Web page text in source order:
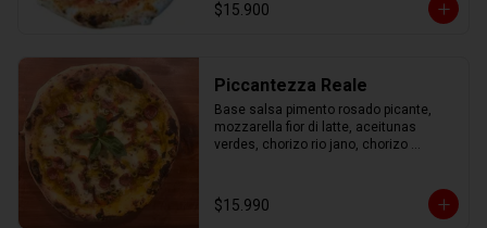
$15.900
Piccantezza Reale
Base salsa pimento rosado picante,
mozzarella fior di latte, aceitunas
verdes, chorizo rio jano, chorizo
$15.990